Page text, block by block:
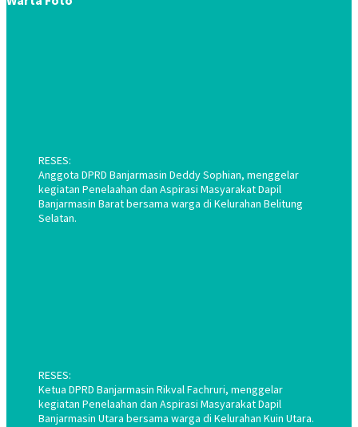
RESES:
Anggota DPRD Banjarmasin Deddy Sophian, menggelar
kegiatan Penelaahan dan Aspirasi Masyarakat Dapil
Banjarmasin Barat bersama warga di Kelurahan Belitung
Selatan.
RESES:
Ketua DPRD Banjarmasin Rikval Fachruri, menggelar
kegiatan Penelaahan dan Aspirasi Masyarakat Dapil
Banjarmasin Utara bersama warga di Kelurahan Kuin Utara.